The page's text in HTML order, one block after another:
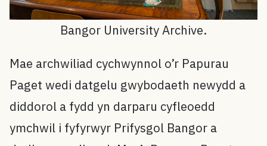
Bangor University Archive.
Mae archwiliad cychwynnol o’r Papurau
Paget wedi datgelu gwybodaeth newydd a
diddorol a fydd yn darparu cyfleoedd
ymchwil i fyfyrwyr Prifysgol Bangor a